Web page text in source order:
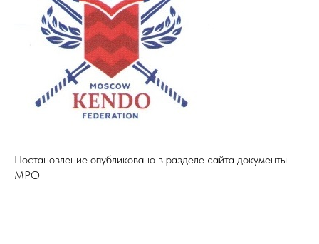
Постановление опубликовано в разделе сайта документы
МРО